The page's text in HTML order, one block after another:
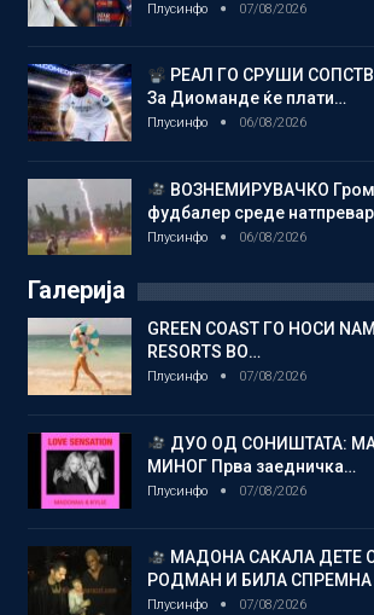
Плусинфо 07/08/2026
РЕАЛ ГО СРУШИ
За Диоманде ќе плати…
Плусинфо 06/08/2026
ВОЗНЕМИРУВАЧКО Гром
фудбалер среде
Плусинфо 06/08/2026
Галерија
GREEN COAST ГО НОСИ
RESORTS ВО…
Плусинфо 07/08/2026
ДУО ОД СОНИШТАТА:
МИНОГ Прва заедничка…
Плусинфо 07/08/2026
МАДОНА САКАЛА ДЕТЕ
РОДМАН И БИЛА
Плусинфо 07/08/2026